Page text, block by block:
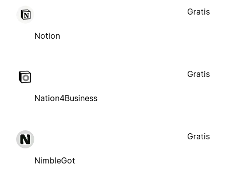
Notion
Gratis
Nation4Business
Gratis
NimbleGot
Gratis